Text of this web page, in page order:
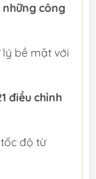
những công
lý bề mặt với
điều chỉnh
độ từ